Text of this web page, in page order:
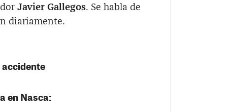
Javier Gallegos. Se habla de
diariamente.
en Nasca: